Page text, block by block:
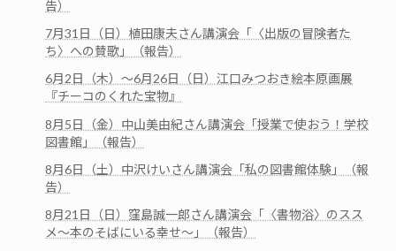
告）
7月31日（日）植田康夫さん講演会「〈出版の冒険者た
ち〉への賛歌」（報告）
6月2日（木）～6月26日（日）江口みつおき絵本原画展
『チーコのくれた宝物』
8月5日（金）中山美由紀さん講演会「授業で使おう！学校
図書館」（報告）
8月6日（土）中沢けいさん講演会「私の図書館体験」（報
告）
8月21日（日）窪島誠一郎さん講演会「〈書物浴〉のスス
メ～本のそばにいる幸せ～」（報告）